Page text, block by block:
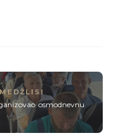
MEDŽLISI
osmodnevnu